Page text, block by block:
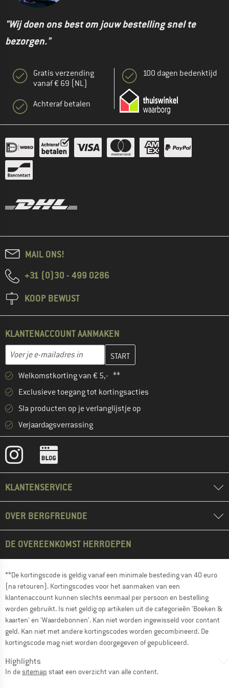
"Wij doen ons best om jouw bestelling snel te
bezorgen."
Gratis verzending
vanaf € 69 (NL)
Achteraf betalen
100 dagen bedenktijd
MAIL ONS!
+31 (0)30 - 499 0286
KOOP BEWUST
KLANTENACCOUNT AANMAKEN
E-mailadres
Vul je e-mailadres hier in en maak in de volgende stap je
Welkomstkorting van € 5,- **
Exclusieve toegang tot kortingsacties
Sla producten op je verlanglijstje op
Verjaardagsverrassing
KLANTENSERVICE
OVER BERGFREUNDE
DE OVEREENKOMST HERROEPEN
**De kortingscode is geldig vanaf een minimale besteding van 40 euro
(na retouren). Kortingscodes voor het aanmaken van een
klantenaccount kunnen slechts eenmaal per persoon en bestelling
worden gebruikt. Is niet geldig op artikelen uit de categorieën 'Boeken &
kaarten' en 'Waardebonnen'. Kan niet worden ingewisseld voor contant
geld. Kan niet met andere kortingscodes worden gecombineerd. De
kortingscode mag niet worden doorgegeven of gepubliceerd.
Highlights
In desitemap staat een overzicht van alle content.